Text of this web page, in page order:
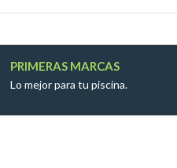
PRIMERAS MARCAS
Lo mejor para tu piscina.